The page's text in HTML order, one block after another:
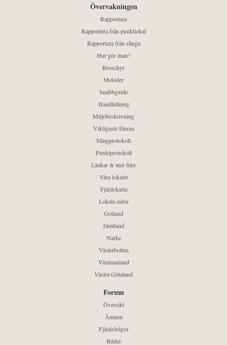
Övervakningen
Rapportera
Rapportera från punktlokal
Rapportera från slinga
Hur gör man?
Broschyr
Metoder
Snabbguide
Handledning
Miljöbeskrivning
Viktigaste filerna
Slingprotokoll
Punktprotokoll
Länkar & mer filer
Våra lokaler
Fjärilskarta
Lokala sidor
Gotland
Jämtland
Närke
Västerbotten
Västmanland
Västra Götaland
Forum
Översikt
Ämnen
Fjärilsfrågor
Bilder